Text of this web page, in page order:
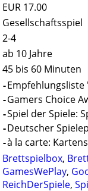
EUR 17.00
Gesellschaftsspiel
2-4
ab 10 Jahre
45 bis 60 Minuten
-Empfehlungsliste
-Gamers Choice
-Spiel der Spiele:
-Deutscher
-à la carte:
Brettspielbox,
GamesWePlay,
ReichDerSpiele,